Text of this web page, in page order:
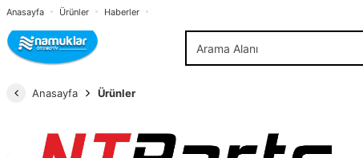
Anasayfa Ürünler Haberler
Anasayfa Ürünler